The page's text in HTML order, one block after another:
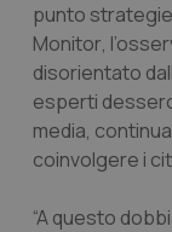
punto
Monitor,
disorientato
esperti
media,
coinvolgere i
“A questo